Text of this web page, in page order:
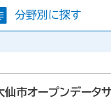
分野別に探す
仙市オープンデータ
見つか
障・衛生